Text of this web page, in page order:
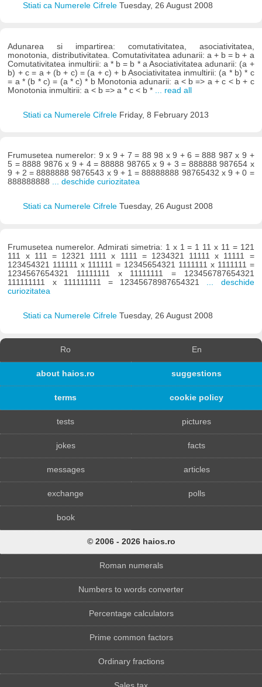
Stiati ca Numerele Cifrele Tuesday, 26 August 2008
Adunarea si impartirea: comutativitatea, asociativitatea,
monotonia, distributivitatea. Comutativitatea adunarii: a + b = b + a
Comutativitatea inmultirii: a * b = b * a Asociativitatea adunarii: (a +
b) + c = a + (b + c) = (a + c) + b Asociativitatea inmultirii: (a * b) * c
= a * (b * c) = (a * c) * b Monotonia adunarii: a < b => a + c < b + c
Monotonia inmultirii: a < b => a * c < b *
... read all
Stiati ca Numerele Cifrele Friday, 8 February 2013
Frumusetea numerelor: 9 x 9 + 7 = 88 98 x 9 + 6 = 888 987 x 9 +
5 = 8888 9876 x 9 + 4 = 88888 98765 x 9 + 3 = 888888 987654 x
9 + 2 = 8888888 9876543 x 9 + 1 = 88888888 98765432 x 9 + 0 =
888888888 ... deschide curiozitatea
Stiati ca Numerele Cifrele Tuesday, 26 August 2008
Frumusetea numerelor. Admirati simetria: 1 x 1 = 1 11 x 11 = 121
111 x 111 = 12321 1111 x 1111 = 1234321 11111 x 11111 =
123454321 111111 x 111111 = 12345654321 1111111 x 1111111 =
1234567654321 11111111 x 11111111 = 123456787654321
111111111 x 111111111 = 12345678987654321 ... deschide
curiozitatea
Stiati ca Numerele Cifrele Tuesday, 26 August 2008
Ro En
about haios.ro suggestions
terms cookie policy
tests pictures
jokes facts
messages articles
exchange polls
book
© 2006 - 2026 haios.ro
Roman numerals
Numbers to words converter
Percentage calculators
Prime common factors
Ordinary fractions